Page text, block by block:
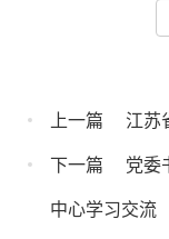
上一篇
江苏
下一篇
党委
中心学习交流